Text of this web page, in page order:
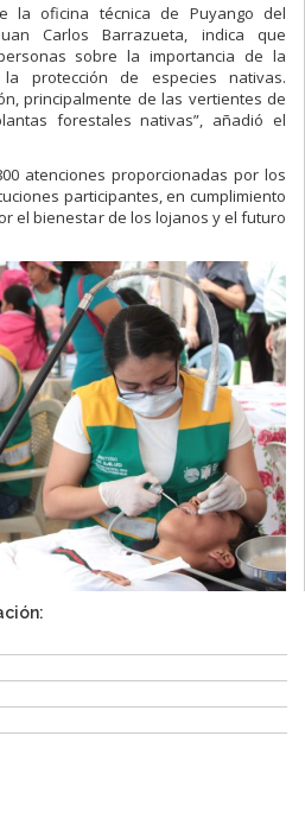
la oficina técnica de Puyango del
Carlos Barrazueta, indica que
sobre la importancia de la
protección de especies nativas.
principalmente de las vertientes de
forestales nativas”, añadió el
atenciones proporcionadas por los
participantes, en cumplimiento
el bienestar de los lojanos y el futuro